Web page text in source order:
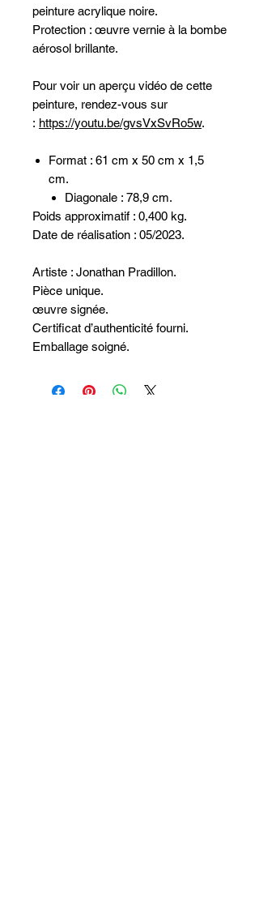
peinture acrylique noire.
Protection : œuvre vernie à la bombe
aérosol brillante.
Pour voir un aperçu vidéo de cette
peinture, rendez-vous sur
: https://youtu.be/gvsVxSvRo5w.
Format : 61 cm x 50 cm x 1,5
cm.
Diagonale : 78,9 cm.
Poids approximatif : 0,400 kg.
Date de réalisation : 05/2023.
Artiste : Jonathan Pradillon.
Pièce unique.
œuvre signée.
Certificat d’authenticité fourni.
Emballage soigné.